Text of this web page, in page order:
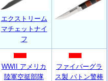
エクストリーム
マチェットナイ
フ
WWII アメリカ
陸軍空挺部隊
ファイバーグラ
ス製 バトン警棒